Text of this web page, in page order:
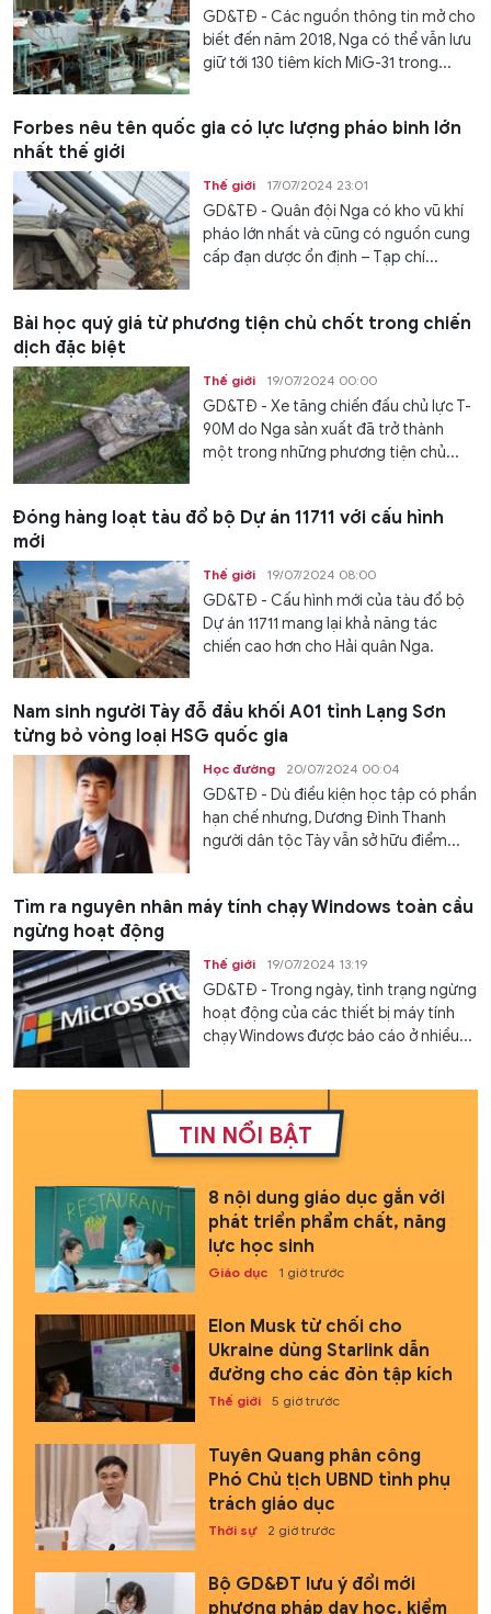
GD&TĐ - Các nguồn thông tin mở cho
biết đến năm 2018, Nga có thể vẫn lưu
giữ tới 130 tiêm kích MiG-31 trong...
Forbes nêu tên quốc gia có lực lượng pháo binh lớn
nhất thế giới
Thế giới 17/07/2024 23:01
GD&TĐ - Quân đội Nga có kho vũ khí
pháo lớn nhất và cũng có nguồn cung
cấp đạn dược ổn định – Tạp chí...
Bài học quý giá từ phương tiện chủ chốt trong chiến
dịch đặc biệt
Thế giới 19/07/2024 00:00
GD&TĐ - Xe tăng chiến đấu chủ lực T-
90M do Nga sản xuất đã trở thành
một trong những phương tiện chủ...
Đóng hàng loạt tàu đổ bộ Dự án 11711 với cấu hình
mới
Thế giới 19/07/2024 08:00
GD&TĐ - Cấu hình mới của tàu đổ bộ
Dự án 11711 mang lại khả năng tác
chiến cao hơn cho Hải quân Nga.
Nam sinh người Tày đỗ đầu khối A01 tỉnh Lạng Sơn
từng bỏ vòng loại HSG quốc gia
Học đường 20/07/2024 00:04
GD&TĐ - Dù điều kiện học tập có phần
hạn chế nhưng, Dương Đình Thanh
người dân tộc Tày vẫn sở hữu điểm...
Tìm ra nguyên nhân máy tính chạy Windows toàn cầu
ngừng hoạt động
Thế giới 19/07/2024 13:19
GD&TĐ - Trong ngày, tình trạng ngừng
hoạt động của các thiết bị máy tính
chạy Windows được báo cáo ở nhiều...
TIN NỔI BẬT
8 nội dung giáo dục gắn với
phát triển phẩm chất, năng
lực học sinh
Giáo dục 1 giờ trước
Elon Musk từ chối cho
Ukraine dùng Starlink dẫn
đường cho các đòn tập kích
Thế giới 5 giờ trước
Tuyên Quang phân công
Phó Chủ tịch UBND tỉnh phụ
trách giáo dục
Thời sự 2 giờ trước
Bộ GD&ĐT lưu ý đổi mới
phương pháp dạy học, kiểm